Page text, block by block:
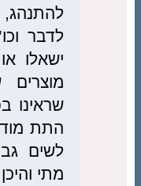
לדבר
ישאלו
שראינו
התת
לשים
מתי